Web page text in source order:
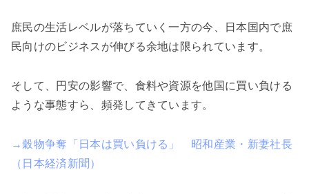
庶民の生活レベルが落ちていく一方の今、日本国内で庶
民向けのビジネスが伸びる余地は限られています。
そして、円安の影響で、食料や資源を他国に買い負ける
ような事態すら、頻発してきています。
→穀物争奪「日本は買い負ける」 昭和産業・新妻社長
（日本経済新聞）